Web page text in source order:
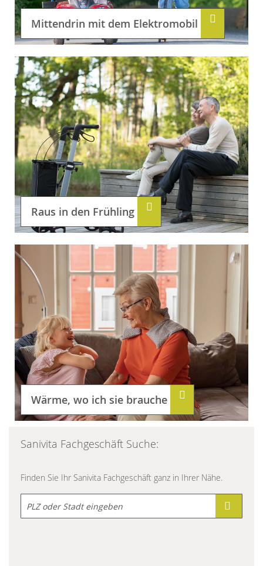
Mittendrin mit dem Elektromobil
Raus in den Frühling
Wärme, wo ich sie brauche
Sanivita Fachgeschäft Suche:
Finden Sie Ihr Sanivita Fachgeschäft ganz in Ihrer Nähe.